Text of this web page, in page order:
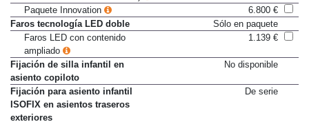
asistente de luz de carretera)
Paquete Innovation
6.800 €
Faros tecnología LED doble
Sólo en paquete
Faros LED con contenido
ampliado
Fijación de silla infantil en
asiento copiloto
Fijación para asiento infantil
ISOFIX en asientos traseros